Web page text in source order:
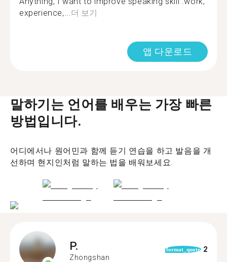
experience,... 더 보기
앱 다운로드
말하기는 언어를 배우는 가장 빠른
방법입니다.
어디에서나 원어민과 함께 듣기 연습을 하고 발음을 개
선하며 현지인처럼 말하는 법을 배워보세요.
P.
Zhongshan
format_quote 2